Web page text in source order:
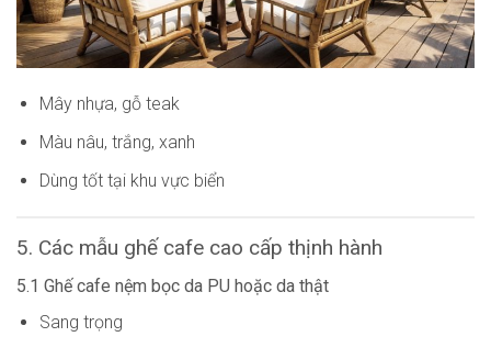
Mây nhựa, gỗ teak
Màu nâu, trắng, xanh
Dùng tốt tại khu vực biển
5. Các mẫu ghế cafe cao cấp thịnh hành
5.1 Ghế cafe nệm bọc da PU hoặc da thật
Sang trọng